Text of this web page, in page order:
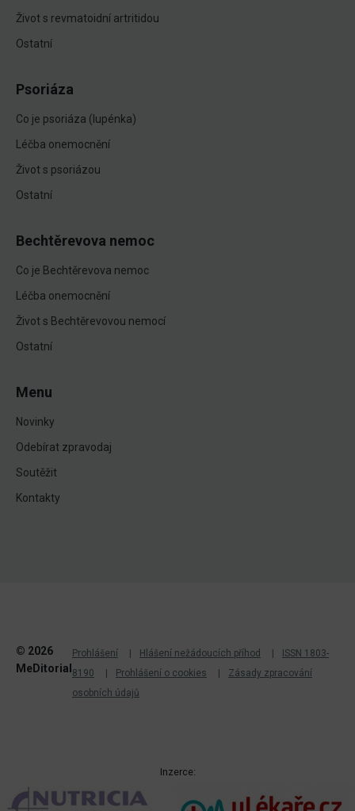
Život s revmatoidní artritidou
Ostatní
Psoriáza
Co je psoriáza (lupénka)
Léčba onemocnění
Život s psoriázou
Ostatní
Bechtěrevova nemoc
Co je Bechtěrevova nemoc
Léčba onemocnění
Život s Bechtěrevovou nemocí
Ostatní
Menu
Novinky
Odebírat zpravodaj
Soutěžit
Kontakty
© 2026
MeDitorial
Prohlášení Hlášení nežádoucích příhod
ISSN 1803-
8190
Prohlášení o cookies
Zásady zpracování
osobních údajů
Inzerce: